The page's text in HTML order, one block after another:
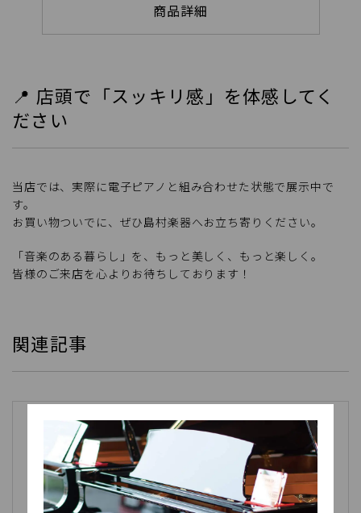
商品詳細
📍 店頭で「スッキリ感」を体感してく
ださい
当店では、実際に電子ピアノと組み合わせた状態で展示中で
す。
お買い物ついでに、ぜひ島村楽器へお立ち寄りください。
「音楽のある暮らし」を、もっと美しく、もっと楽しく。
皆様のご来店を心よりお待ちしております！
関連記事